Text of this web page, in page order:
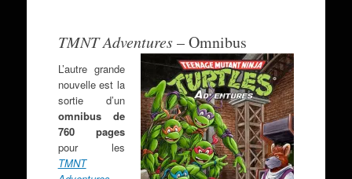
TMNT Adventures– Omnibus
L’autre grande
nouvelle est la
sortie d’un
omnibus de
760 pages
pour les
TMNT